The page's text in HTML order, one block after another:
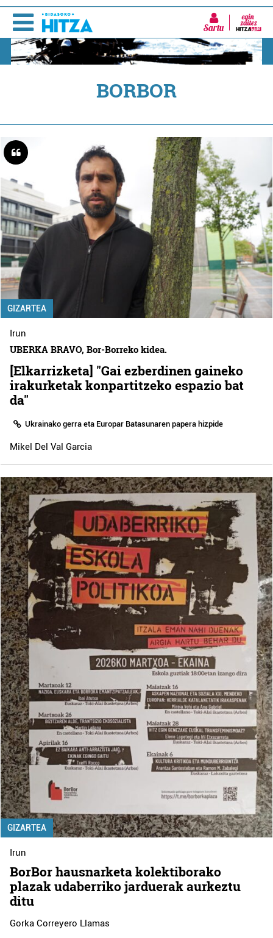
Sartu
BORBOR
GIZARTEA
Irun
UBERKA BRAVO, Bor-Borreko kidea.
[Elkarrizketa] "Gai ezberdinen gaineko
irakurketak konpartitzeko espazio bat
da"
Ukrainako gerra eta Europar Batasunaren papera hizpide
Mikel Del Val Garcia
GIZARTEA
Irun
BorBor hausnarketa kolektiborako
plazak udaberriko jarduerak aurkeztu
ditu
Gorka Correyero Llamas